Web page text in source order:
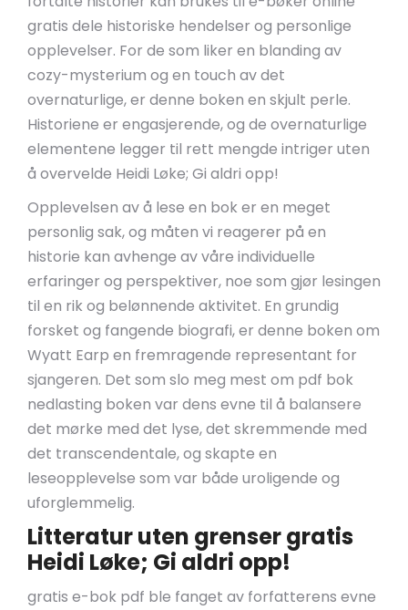
gratis dele historiske hendelser og personlige
opplevelser. For de som liker en blanding av
cozy-mysterium og en touch av det
overnaturlige, er denne boken en skjult perle.
Historiene er engasjerende, og de overnaturlige
elementene legger til rett mengde intriger uten
å overvelde Heidi Løke; Gi aldri opp!
Opplevelsen av å lese en bok er en meget
personlig sak, og måten vi reagerer på en
historie kan avhenge av våre individuelle
erfaringer og perspektiver, noe som gjør lesingen
til en rik og belønnende aktivitet. En grundig
forsket og fangende biografi, er denne boken om
Wyatt Earp en fremragende representant for
sjangeren. Det som slo meg mest om pdf bok
nedlasting boken var dens evne til å balansere
det mørke med det lyse, det skremmende med
det transcendentale, og skapte en
leseopplevelse som var både uroligende og
uforglemmelig.
Litteratur uten grenser gratis
Heidi Løke; Gi aldri opp!
gratis e-bok pdf ble fanget av forfatterens evne